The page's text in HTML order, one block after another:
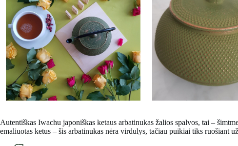
Autentiškas Iwachu japoniškas ketaus arbatinukas žalios spalvos, tai –
emaliuotas ketus – šis arbatinukas nėra virdulys, tačiau puikiai tiks ruošiant